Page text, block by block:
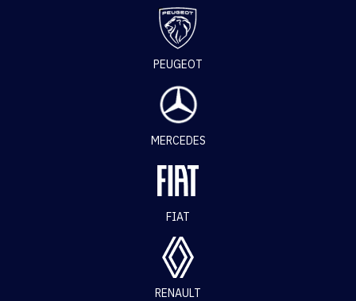
PEUGEOT
MERCEDES
FIAT
RENAULT